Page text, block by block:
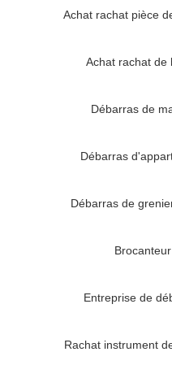
Achat rachat pièce
Achat rachat de
Débarras de
Débarras
Débarras de
Entreprise de
Rachat instrument